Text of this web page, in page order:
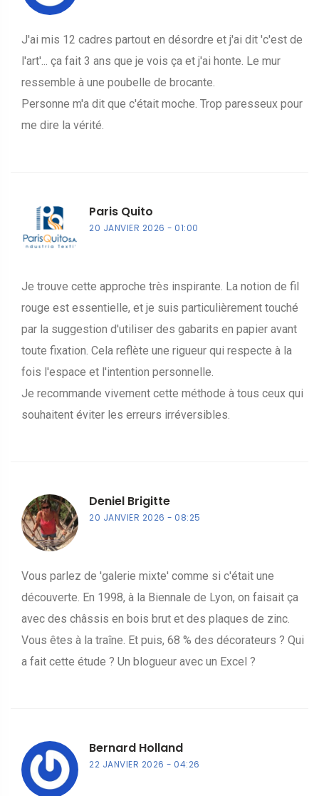
J'ai mis 12 cadres partout en désordre et j'ai dit 'c'est de
l'art'... ça fait 3 ans que je vois ça et j'ai honte. Le mur
ressemble à une poubelle de brocante.
Personne m'a dit que c'était moche. Trop paresseux pour
me dire la vérité.
Paris Quito
20 JANVIER 2026 01:00
Je trouve cette approche très inspirante. La notion de fil
rouge est essentielle, et je suis particulièrement touché
par la suggestion d'utiliser des gabarits en papier avant
toute fixation. Cela reflète une rigueur qui respecte à la
fois l'espace et l'intention personnelle.
Je recommande vivement cette méthode à tous ceux qui
souhaitent éviter les erreurs irréversibles.
Deniel Brigitte
20 JANVIER 2026 08:25
Vous parlez de 'galerie mixte' comme si c'était une
découverte. En 1998, à la Biennale de Lyon, on faisait ça
avec des châssis en bois brut et des plaques de zinc.
Vous êtes à la traîne. Et puis, 68 % des décorateurs ? Qui
a fait cette étude ? Un blogueur avec un Excel ?
Bernard Holland
22 JANVIER 2026 04:26